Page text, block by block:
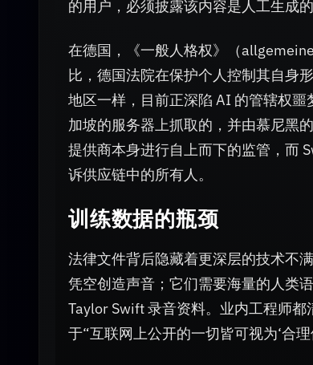
的用户，必须披露该内容是人工生成的
在德国，《一般人格权》（
比，德国法院在保护个人控制其自身
地区一样，目前正深陷 AI 的管辖权
加坡的服务器上抓取的，并由慕尼黑
提供商本身进行自上而下的监管，而
诉供应链中的所有人。
训练数据的瓶颈
法律文件背后隐藏着更深层的技术不
凭空创造声音；它们需要海量的人类
Taylor Swift 录音资料。业内工程师
于“互联网上公开的一切皆可视为‘合理